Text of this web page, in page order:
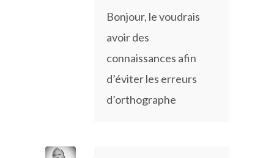
Bonjour, le voudrais
avoir des
connaissances afin
d’éviter les erreurs
d’orthographe